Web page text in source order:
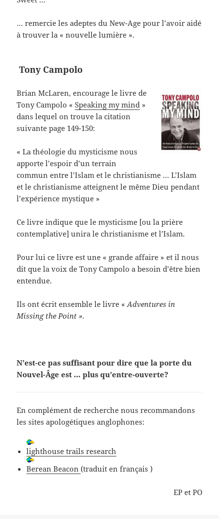
… remercie les adeptes du New-Age pour l’avoir aidé
à trouver la « nouvelle lumière ».
Tony Campolo
Brian McLaren, encourage le livre de
Tony Campolo «Speaking my mind »
dans lequel on trouve la citation
suivante page 149-150:
« La théologie du mysticisme nous
apporte l’espoir d’un terrain
commun entre l’Islam et le christianisme … L’Islam
et le christianisme atteignent le même Dieu pendant
l’expérience mystique »
Ce livre indique que le mysticisme [ou la prière
contemplative] unira le christianisme et l’Islam.
Pour lui ce livre est une « grande affaire » et il nous
dit que la voix de Tony Campolo a besoin d’être bien
entendue.
Ils ont écrit ensemble le livre «Adventures in
Missing the Point ».
N’est-ce pas suffisant pour dire que la porte du
Nouvel-Âge est … plus qu’entre-ouverte?
En complément de recherche nous recommandons
les sites apologétiques anglophones:
lighthouse trails research
Berean Beacon(traduit en français )
EP et PO